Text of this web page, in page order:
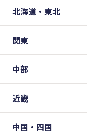
北海道・東北
関東
中部
近畿
中国・四国